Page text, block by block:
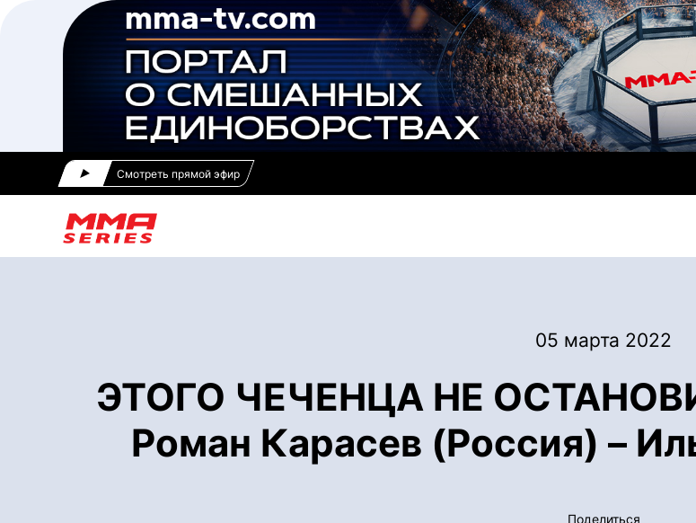
Смотреть прямой эфир
05 марта 2022
ЭТОГО ЧЕЧЕНЦА НЕ
Роман Карасев (Россия) –
Поделиться